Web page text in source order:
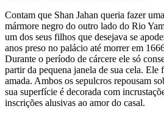
Contam que Shan Jahan queria fazer
mármore negro do outro lado do Rio
um dos seus filhos que desejava se
anos preso no palácio até morrer em
Durante o período de cárcere ele só
partir da pequena janela de sua cela. Ele
amada. Ambos os sepulcros repousam
sua superfície é decorada com
inscrições alusivas ao amor do casal.